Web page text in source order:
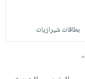
بطاقات شيرازيات
5